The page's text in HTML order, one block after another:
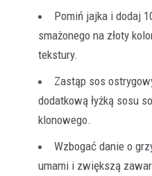
Pomiń jajka i dodaj
smażonego na złoty
tekstury.
Zastąp sos
dodatkową łyżką sosu
klonowego.
Wzbogać danie o
umami i zwiększą